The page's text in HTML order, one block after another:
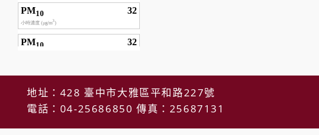
地址：428 臺中市大雅區平和路227號
電話：04-25686850 傳真：25687131